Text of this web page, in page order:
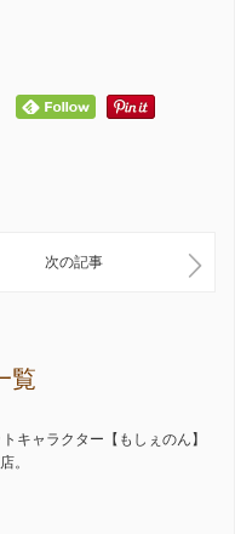
次の記事
覧
キャラクター【もしぇのん】
。